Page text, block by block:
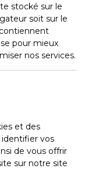
stocké sur le
soit sur le
pour mieux
nos services.
et des
vos
de vous offrir
sur notre site